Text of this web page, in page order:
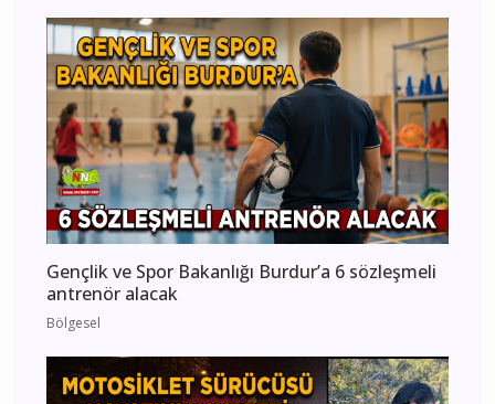
Gençlik ve Spor Bakanlığı Burdur’a 6 sözleşmeli
antrenör alacak
Bölgesel